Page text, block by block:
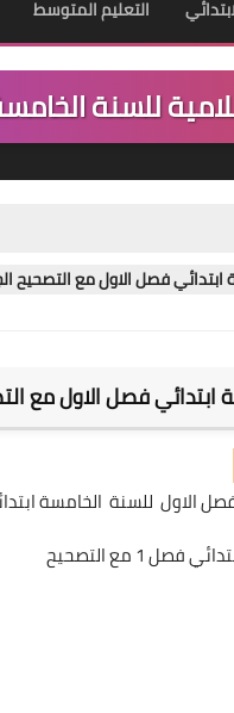
التعليم المتوسط
للسنة
ابتدائي فصل الاول مع التصحيح
ابتدائي فصل الاول مع
الاول للسنة الخامسة